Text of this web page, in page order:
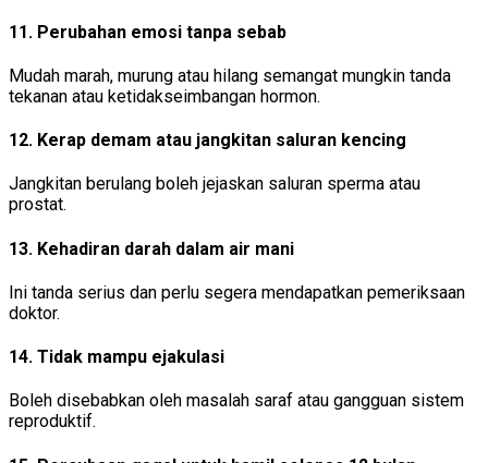
11. Perubahan emosi tanpa sebab
Mudah marah, murung atau hilang semangat mungkin tanda
tekanan atau ketidakseimbangan hormon.
12. Kerap demam atau jangkitan saluran kencing
Jangkitan berulang boleh jejaskan saluran sperma atau
prostat.
13. Kehadiran darah dalam air mani
Ini tanda serius dan perlu segera mendapatkan pemeriksaan
doktor.
14. Tidak mampu ejakulasi
Boleh disebabkan oleh masalah saraf atau gangguan sistem
reproduktif.